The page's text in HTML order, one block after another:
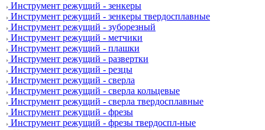
Инструмент режущий - зенкеры
Инструмент режущий - зенкеры твердосплавные
Инструмент режущий - зуборезный
Инструмент режущий - метчики
Инструмент режущий - плашки
Инструмент режущий - развертки
Инструмент режущий - резцы
Инструмент режущий - сверла
Инструмент режущий - сверла кольцевые
Инструмент режущий - сверла твердосплавные
Инструмент режущий - фрезы
Инструмент режущий - фрезы твердоспл-ные